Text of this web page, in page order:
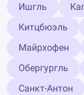
Ишгль
Китцбюэль
Майрхофен
Обергургль
Санкт-Антон